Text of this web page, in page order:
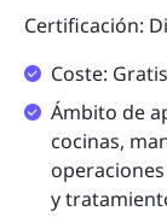
Certificación:
Coste: Gratis
Ámbito de
cocinas,
y